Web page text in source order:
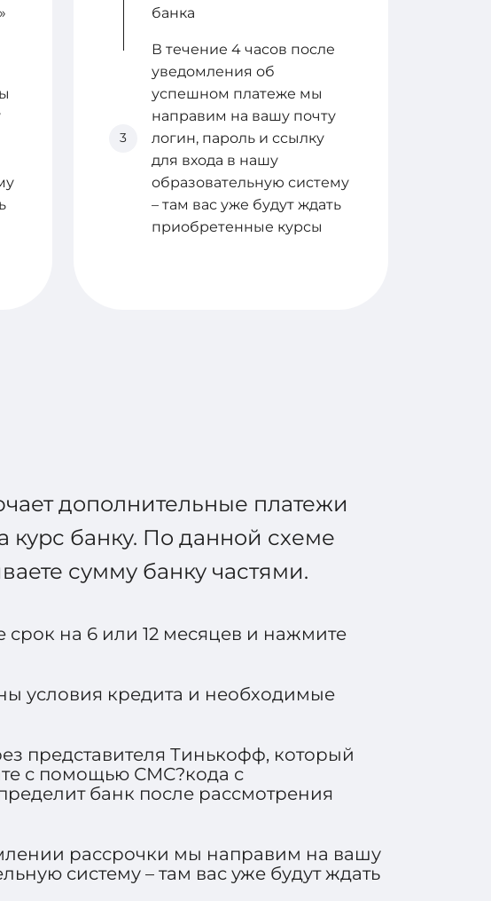
банка
3
В течение 4 часов после
уведомления об
успешном платеже мы
направим на вашу почту
логин, пароль и ссылку
для входа в нашу
образовательную систему
– там вас уже будут ждать
приобретенные курсы
дополнительные платежи
курс банку. По данной схеме
сумму банку частями.
на 6 или 12 месяцев и нажмите
условия кредита и необходимые
представителя Тинькофф, который
с помощью СМС?кода с
банк после рассмотрения
рассрочки мы направим на вашу
систему – там вас уже будут ждать